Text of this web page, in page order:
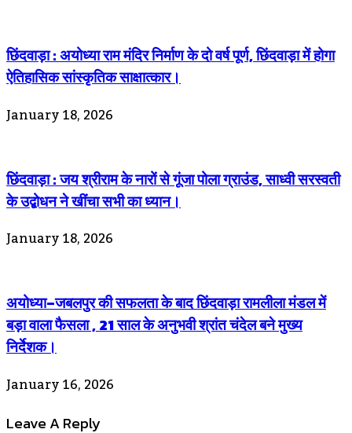
छिंदवाड़ा : अयोध्या राम मंदिर निर्माण के दो वर्ष पूर्ण, छिंदवाड़ा में होगा
ऐतिहासिक सांस्कृतिक साक्षात्कार।
January 18, 2026
छिंदवाड़ा : जय श्रीराम के नारों से गूंजा पोला ग्राउंड, साध्वी सरस्वती
के उद्बोधन ने खींचा सभी का ध्यान।
January 18, 2026
अयोध्या–जबलपुर की सफलता के बाद छिंदवाड़ा रामलीला मंडल में
बड़ा वाला फैसला , 21 साल के अनुभवी श्रांत चंदेल बने मुख्य
निर्देशक।
January 16, 2026
Leave A Reply